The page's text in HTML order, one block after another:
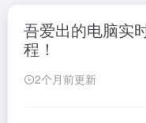
吾爱出的电脑实
程！
2个月前更新